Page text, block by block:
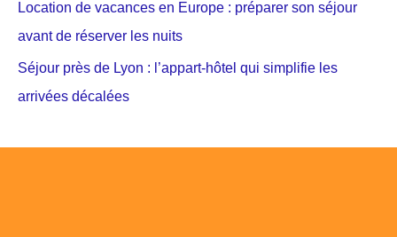
Location de vacances en Europe : préparer son séjour
avant de réserver les nuits
Séjour près de Lyon : l’appart-hôtel qui simplifie les
arrivées décalées